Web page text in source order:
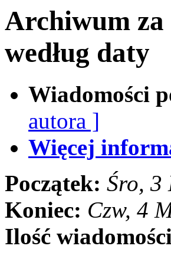
Archiwum za
według daty
Wiadomości
autora ]
Więcej
Początek: Śro, 3
Koniec: Czw, 4
Ilość